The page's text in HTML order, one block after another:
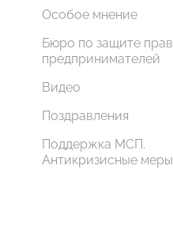
Особое мнение
Бюро по защите прав
предпринимателей
Видео
Поздравления
Поддержка МСП.
Антикризисные меры